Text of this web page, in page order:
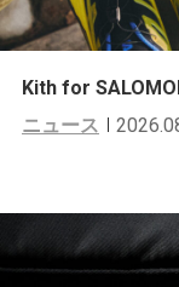
Kith for
ニュース